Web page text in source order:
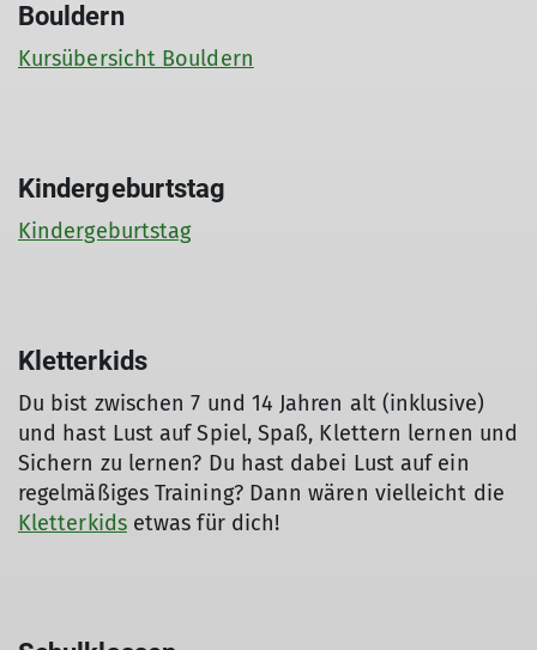
Bouldern
Kursübersicht Bouldern
Kindergeburtstag
Kindergeburtstag
Kletterkids
Du bist zwischen 7 und 14 Jahren alt (inklusive)
und hast Lust auf Spiel, Spaß, Klettern lernen und
Sichern zu lernen? Du hast dabei Lust auf ein
regelmäßiges Training? Dann wären vielleicht die
Kletterkidsetwas für dich!